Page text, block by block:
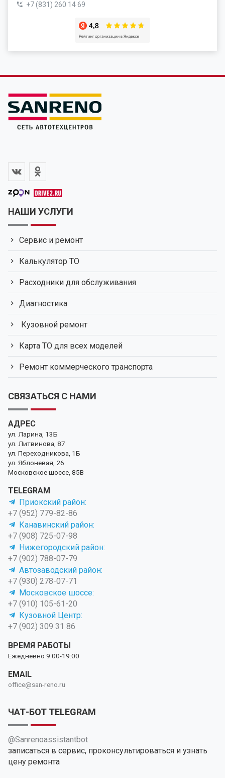
+7 (831) 260 14 69
НАШИ УСЛУГИ
Сервис и ремонт
Калькулятор ТО
Расходники для обслуживания
Диагностика
Кузовной ремонт
Карта ТО для всех моделей
Ремонт коммерческого транспорта
СВЯЗАТЬСЯ С НАМИ
АДРЕС
ул. Ларина, 13Б
ул. Литвинова, 87
ул. Переходникова, 1Б
ул. Яблоневая, 26
Московское шоссе, 85В
TELEGRAM
Приокский район:
+7 (952) 779-82-86
Канавинский район:
+7 (908) 725-07-98
Нижегородский район:
+7 (902) 788-07-79
Автозаводский район:
+7 (930) 278-07-71
Московское шоссе:
+7 (910) 105-61-20
Кузовной Центр:
+7 (902) 309 31 86
ВРЕМЯ РАБОТЫ
Ежедневно 9:00-19:00
EMAIL
office@san-reno.ru
ЧАТ-БОТ TELEGRAM
@Sanrenoassistantbot
записаться в сервис, проконсультироваться и узнать
цену ремонта